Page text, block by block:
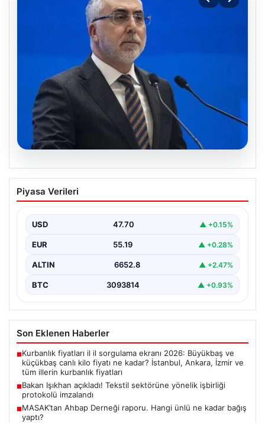
07.08.2026
Bakan Işıkhan açıkladı! Tekstil
sektörüne yönelik işbirliği protokolü
Bakanlıktan yapılan açıklamaya göre, imza törenine
Piyasa Verileri
USD 47.70 ▲ +0.15%
EUR 55.19 ▲ +0.28%
ALTIN 6652.8 ▲ +2.47%
BTC 3093814 ▲ +0.93%
Son Eklenen Haberler
■Kurbanlık fiyatları il il sorgulama ekranı 2026: Büyükbaş ve
küçükbaş canlı kilo fiyatı ne kadar? İstanbul, Ankara, İzmir ve
tüm illerin kurbanlık fiyatları
■Bakan Işıkhan açıkladı! Tekstil sektörüne yönelik işbirliği
protokolü imzalandı
■MASAK’tan Ahbap Derneği raporu. Hangi ünlü ne kadar bağış
yaptı?